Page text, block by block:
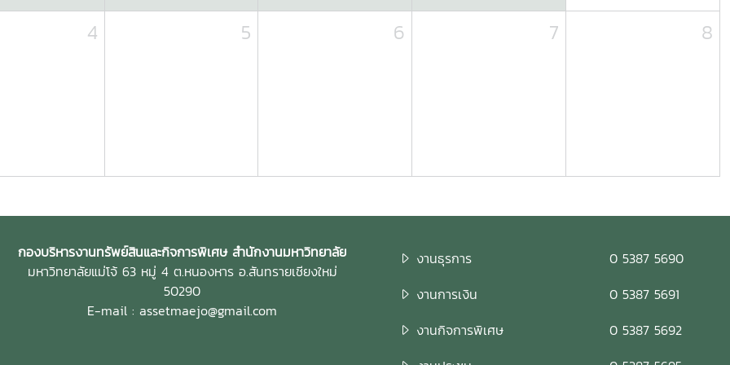
4 5 6 7 8
กองบริหารงานทรัพย์สินและกิจการพิเศษ สำนักงานมหาวิทยาลัย
มหาวิทยาลัยแม่โจ้ 63 หมู่ 4 ต.หนองหาร อ.สันทรายเชียงใหม่
50290
E-mail : assetmaejo@gmail.com
งานธุรการ
0 5387 5690
งานการเงิน
0 5387 5691
งานกิจการพิเศษ
0 5387 5692